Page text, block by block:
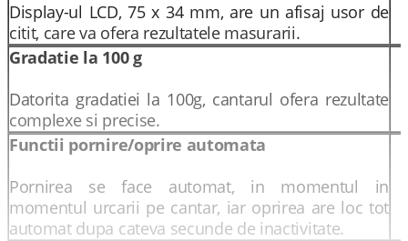
Display-ul LCD, 75 x 34 mm, are un afisaj usor de
citit, care va ofera rezultatele masurarii.
Gradatie la 100 g
Datorita gradatiei la 100g, cantarul ofera rezultate
complexe si precise.
Functii pornire/oprire automata
Pornirea se face automat, in momentul in
momentul urcarii pe cantar, iar oprirea are loc tot
automat dupa cateva secunde de inactivitate.